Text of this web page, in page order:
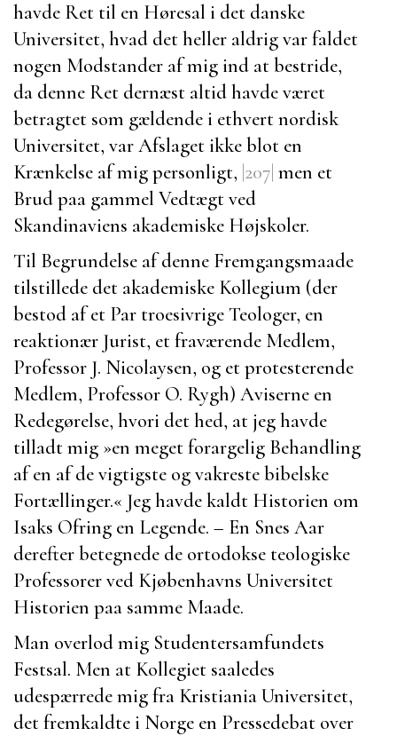
havde Ret til en Høresal i det danske
Universitet, hvad det heller aldrig var faldet
nogen Modstander af mig ind at bestride,
da denne Ret dernæst altid havde været
betragtet som gældende i ethvert nordisk
Universitet, var Afslaget ikke blot en
Krænkelse af mig personligt, |207| men et
Brud paa gammel Vedtægt ved
Skandinaviens akademiske Højskoler.
Til Begrundelse af denne Fremgangsmaade
tilstillede det akademiske Kollegium (der
bestod af et Par troesivrige Teologer, en
reaktionær Jurist, et fraværende Medlem,
Professor J. Nicolaysen, og et protesterende
Medlem, Professor O. Rygh) Aviserne en
Redegørelse, hvori det hed, at jeg havde
tilladt mig »en meget forargelig Behandling
af en af de vigtigste og vakreste bibelske
Fortællinger.« Jeg havde kaldt Historien om
Isaks Ofring en Legende. – En Snes Aar
derefter betegnede de ortodokse teologiske
Professorer ved Kjøbenhavns Universitet
Historien paa samme Maade.
Man overlod mig Studentersamfundets
Festsal. Men at Kollegiet saaledes
udespærrede mig fra Kristiania Universitet,
det fremkaldte i Norge en Pressedebat over